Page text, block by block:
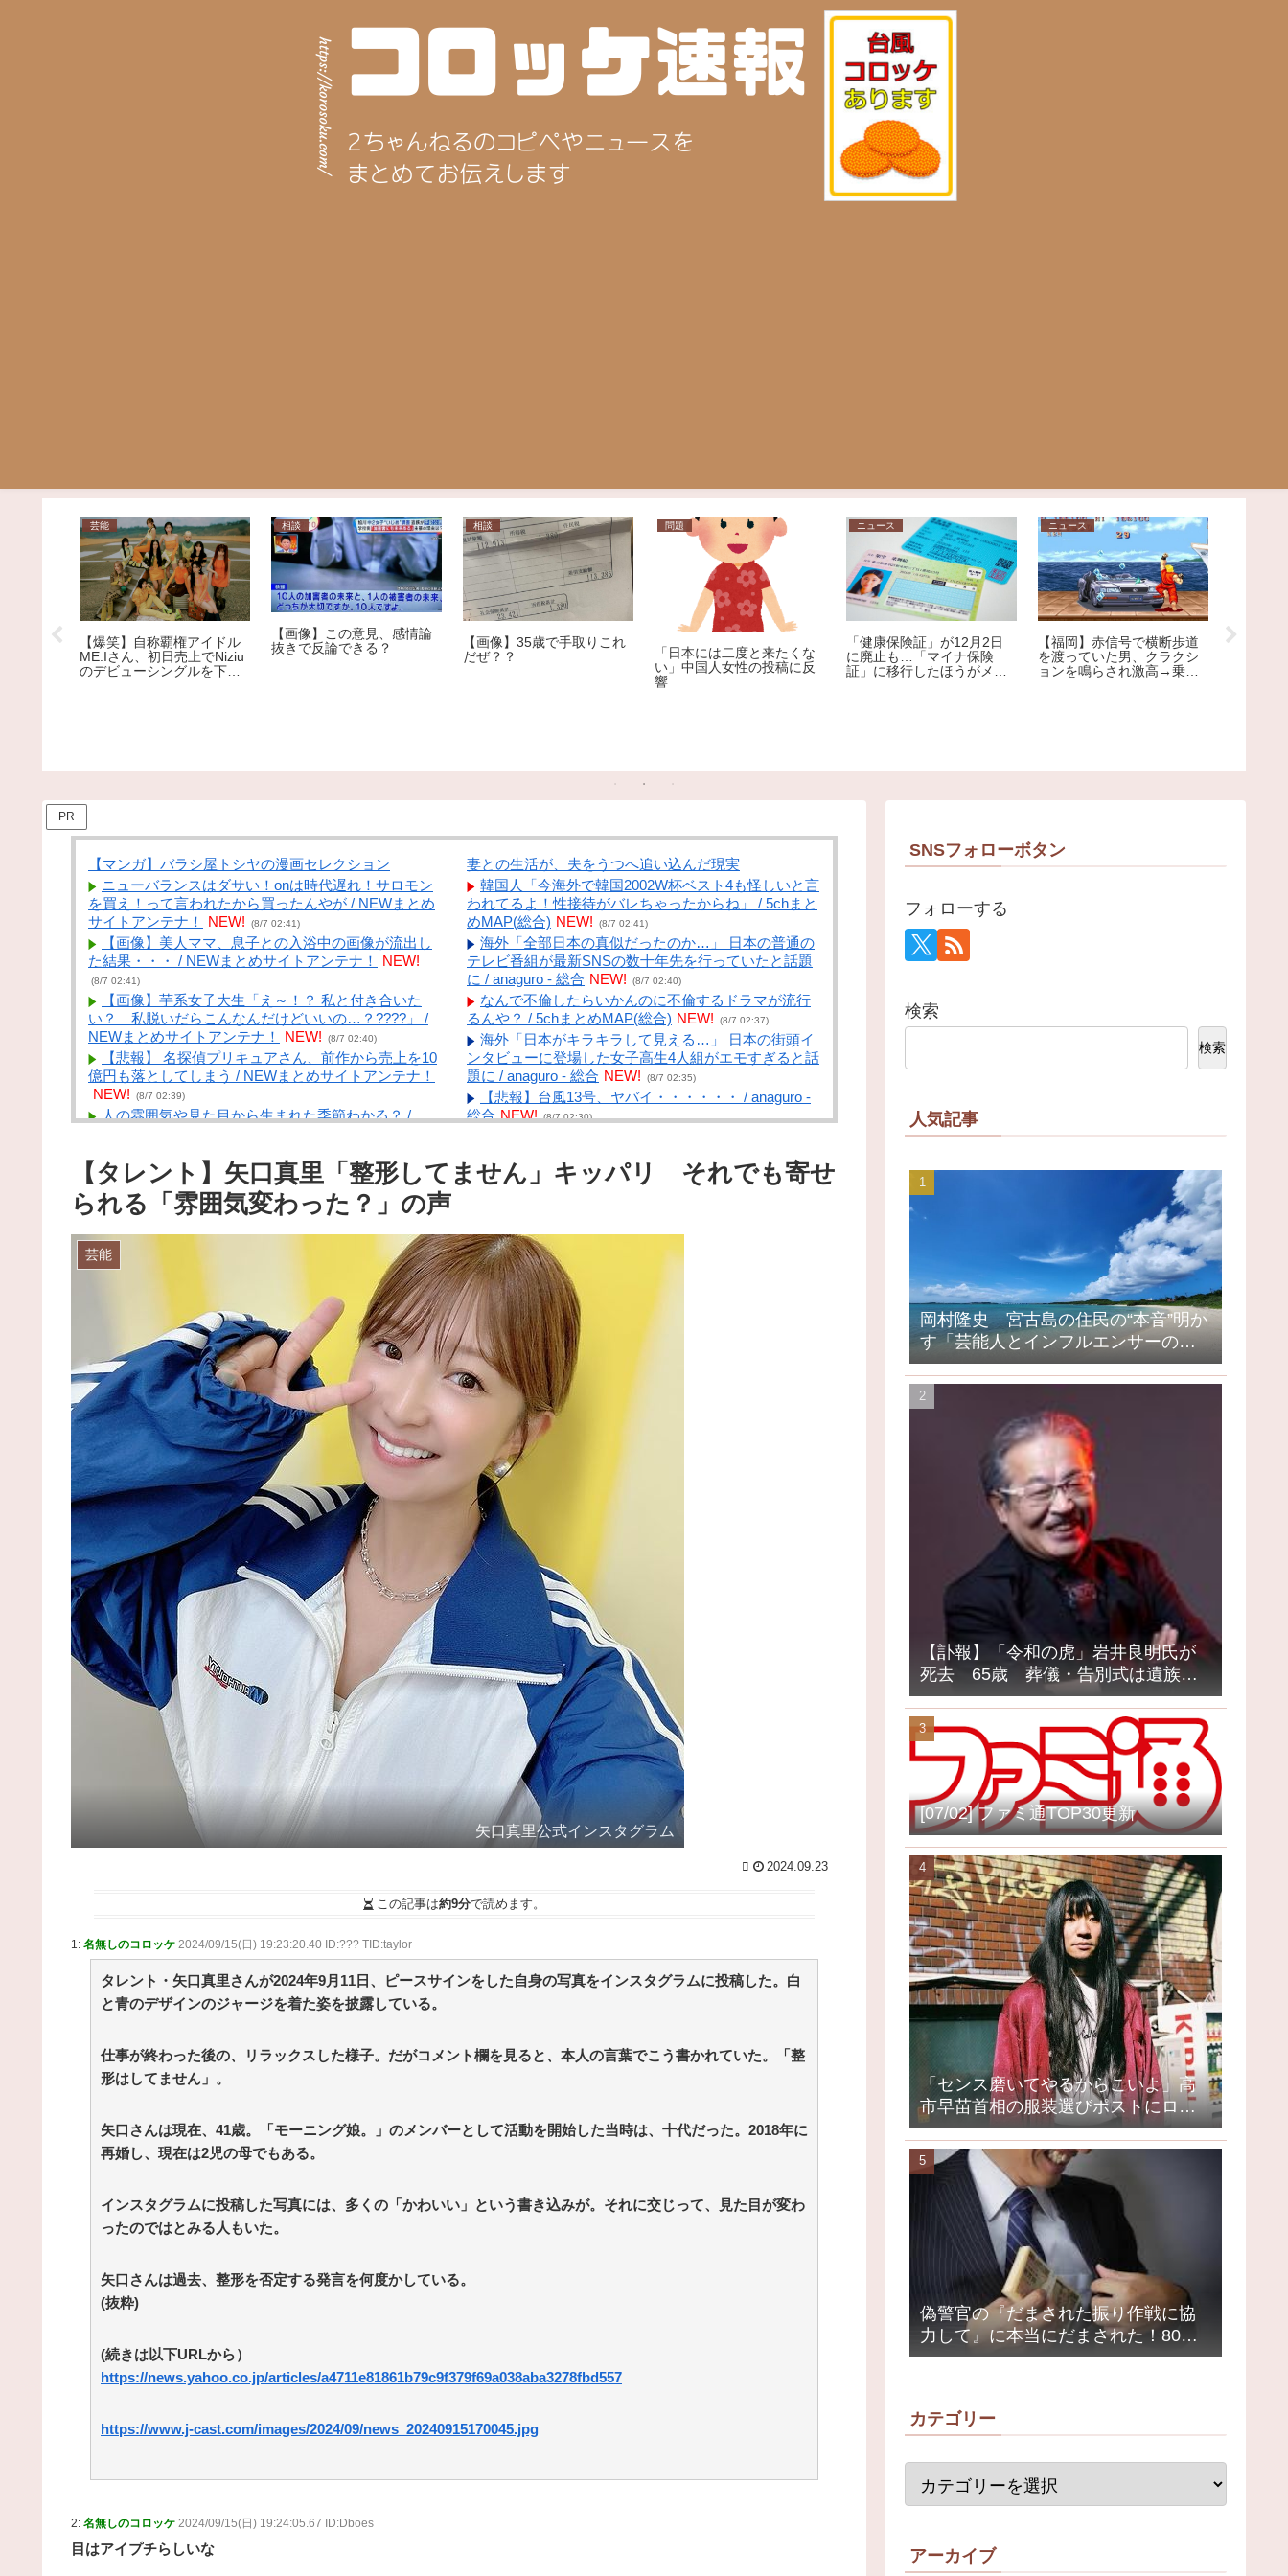
芸能
【爆笑】自称覇権アイドル
ME:Iさん、初日売上でNiziu
のデビューシングルを下回
相談
【画像】この意見、感情論
抜きで反論できる？
相談
【画像】35歳で手取りこれ
だぜ？？
問題
「日本には二度と来たくな
い」中国人女性の投稿に反
響
ニュース
「健康保険証」が12月2日
に廃止も…「マイナ保険
証」に移行したほうがメリ
ニュース
【福岡】赤信号で横断歩道
を渡っていた男、クラクシ
ョンを鳴らされ激高→乗用
PR
【マンガ】バラシ屋トシヤの漫画セレクション
ニューバランスはダサい！onは時代遅れ！サロモン
を買え！って言われたから買ったんやが / NEWまとめ
サイトアンテナ！
NEW! (8/7 02:41)
【画像】美人ママ、息子との入浴中の画像が流出し
た結果・・・ / NEWまとめサイトアンテナ！
NEW!
(8/7 02:41)
【画像】芋系女子大生「え～！？ 私と付き合いた
い？ 私脱いだらこんなんだけどいいの…？????」 /
NEWまとめサイトアンテナ！
NEW! (8/7 02:40)
【悲報】 名探偵プリキュアさん、前作から売上を10
億円も落としてしまう / NEWまとめサイトアンテナ！
NEW!
(8/7 02:39)
人の雰囲気や見た目から生まれた季節わかる？ /
まで公立の39歳夫が見た妻の「ある豹変」とは【専門
家助言】 / VIP・ネタ・オールジャンル – New World
Antenna NEW! (8/7 02:27)
女子とアフタヌーンティーとか行ってみたかった /
まとめるZ
【R-18】やる夫のハーレム大王国【即興・たまに安
価】 第４３９話 / まとめるZ
NEW! (8/7 02:04)
実家で初めてのこたつにウキウキなクロ様。【再】 /
まとめるZ NEW! (8/7 02:04)
サカつく2026 半年プレイした結論 / まとめる
Z
NEW! (8/7 02:04)
【画像】本田望結の妹、本田望結より実ってしまう /
2chまとめアンテナ！ NEW! (8/6 21:54)
【朗報】阪神の新外国人D.ガルシアさんOPS.966の
wRC+188wwwwwwwwwwwwwwwwwwwwwwwwwww
www / 2chまとめアンテナ！ NEW! (8/6 21:54)
移民を過剰に問題視してる人ら一定数いるけどさ /
2chまとめアンテナ！ NEW! (8/6 21:54)
【悲報】韓国サッカー 国際試合で審判買収(性接待)
をしてた模様
wwwwwwwwwwwwwwwwwwwwwwwwwwwwwwwww
wwwwwwwwwwwwwwww / 2chまとめアンテナ！
NEW!
(8/6 21:54)
36歳の彼女と結婚したいのに、家族が猛反対。家族
から信じられない言葉が飛び出した… 他 / 2chnaviヘッ
ドライン (12/24 07:00)
Powered by livedoor 相互RSS
妻との生活が、夫をうつへ追い込んだ現実
韓国人「今海外で韓国2002W杯ベスト4も怪しいと言
われてるよ！性接待がバレちゃったからね」 / 5chまと
めMAP(総合) NEW! (8/7 02:41)
海外「全部日本の真似だったのか…」 日本の普通の
テレビ番組が最新SNSの数十年先を行っていたと話題
に / anaguro - 総合 NEW! (8/7 02:40)
なんで不倫したらいかんのに不倫するドラマが流行
るんや？ / 5chまとめMAP(総合) NEW! (8/7 02:37)
海外「日本がキラキラして見える…」 日本の街頭イ
ンタビューに登場した女子高生4人組がエモすぎると話
題に / anaguro - 総合 NEW! (8/7 02:35)
【悲報】台風13号、ヤバイ・・・・・・ / anaguro -
総合 NEW! (8/7 02:30)
MAP(総合)
NEW! (8/7 02:21)
【映画】織田裕二主演『踊る大捜査線 N.E.W.』 新メ
ンバー映像解禁！ 趣里、増田貴久、佐藤二朗、佐々木
蔵之介、野呂佳代ら出演 / 5chまとめMAP(総合)
(8/7 02:17)
「お皿は綺麗だけど食べ方が汚い」焼き魚を食べた
知人の信じられない所作…両手で1本ずつ箸を持ち、骨
や手をしゃぶり、口から出した骨をテーブルに並べ
る・・・ / おまとめアンテナ
【朗報】イギリス、タバコ販売禁止法案を可決
wwwwww / おまとめアンテナ
【IT/ネット】中国企業Zbtlink製ルーター20機種にバ
ックドア、外部から完全制御のおそれ / おまとめアン
テナ NEW!
人の睡眠と食事に過剰に口を出してくる母親と彼氏
うるさい…薬を飲まないと眠れない苦しさも知らない
くせに「薬やめな」、食べたくない時に「一口食べ
て」としつこい無神経すぎる！！ / おまとめアンテナ
NEW!
(8/6 23:19)
「住信SBI」が「ドコモの銀行」に変わってうんざり
してるやつｗｗｗｗｗｗｗ / おまとめアンテナ
(8/6 23:00)
Powered by livedoor 相互RSS
【タレント】矢口真里「整形してません」キッパリ それでも寄せ
られる「雰囲気変わった？」の声
芸能
矢口真里公式インスタグラム
2024.09.23
この記事は約9分で読めます。
1: 名無しのコロッケ 2024/09/15(日) 19:23:20.40 ID:??? TID:taylor
タレント・矢口真里さんが2024年9月11日、ピースサインをした自身の写真をインスタグラムに投稿した。白
と青のデザインのジャージを着た姿を披露している。
仕事が終わった後の、リラックスした様子。だがコメント欄を見ると、本人の言葉でこう書かれていた。「整
形はしてません」。
矢口さんは現在、41歳。「モーニング娘。」のメンバーとして活動を開始した当時は、十代だった。2018年に
再婚し、現在は2児の母でもある。
インスタグラムに投稿した写真には、多くの「かわいい」という書き込みが。それに交じって、見た目が変わ
ったのではとみる人もいた。
矢口さんは過去、整形を否定する発言を何度かしている。
(抜粋)
(続きは以下URLから）
https://news.yahoo.co.jp/articles/a4711e81861b79c9f379f69a038aba3278fbd557
https://www.j-cast.com/images/2024/09/news_20240915170045.jpg
2: 名無しのコロッケ 2024/09/15(日) 19:24:05.67 ID:Dboes
目はアイプチらしいな
SNSフォローボタン
フォローする
検索
検索
人気記事
岡村隆史 宮古島の住民の“本音”明か
す「芸能人とインフルエンサーの島
になってしまったって」
【訃報】「令和の虎」岩井良明氏が
死去 65歳 葬儀・告別式は遺族の
意向で密葬
[07/02] ファミ通TOP30更新
「センス磨いてやるからこいよ」高
市早苗首相の服装選びポストにロッ
クミュージシャンが激怒、ネット大
荒れ
偽警官の『だまされた振り作戦に協
力して』に本当にだまされた！80代
女性1200万円被害
カテゴリー
アーカイブ